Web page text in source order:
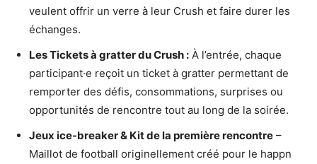
veulent offrir un verre à leur Crush et faire durer les
échanges.
Les Tickets à gratter du Crush : À l’entrée, chaque
participant·e reçoit un ticket à gratter permettant de
remporter des défis, consommations, surprises ou
opportunités de rencontre tout au long de la soirée.
Jeux ice-breaker & Kit de la première rencontre –
Maillot de football originellement créé pour le happn